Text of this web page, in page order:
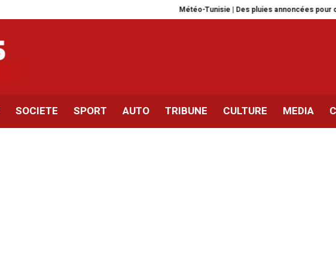
Météo-Tunisie | Des pluies annoncées pour cette nuit
SOCIETE SPORT AUTO TRIBUNE CULTURE MEDIA